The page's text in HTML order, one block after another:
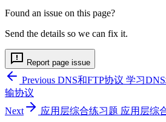
Found an issue on this page?
Send the details so we can fix it.
Report page issue
Previous DNS和FTP协议 学习
输协议
Next
应用层综合练习题 应用层综